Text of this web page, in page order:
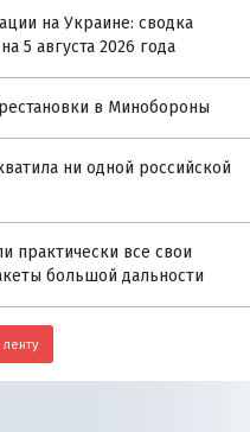
на Украине: сводка
5 августа 2026 года
в Минобороны
ни одной российской
практически все свои
большой дальности